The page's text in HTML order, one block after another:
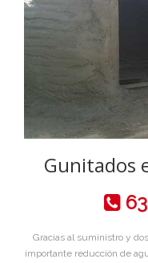
Gunitados
Gracias al suministro y
importante reducción de